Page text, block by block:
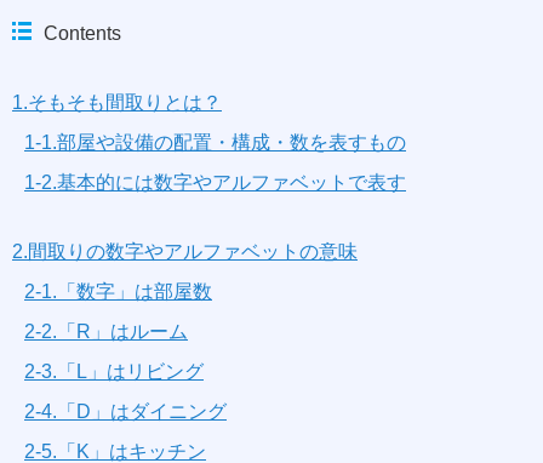
Contents
1.そもそも間取りとは？
1-1.部屋や設備の配置・構成・数を表すもの
1-2.基本的には数字やアルファベットで表す
2.間取りの数字やアルファベットの意味
2-1.「数字」は部屋数
2-2.「R」はルーム
2-3.「L」はリビング
2-4.「D」はダイニング
2-5.「K」はキッチン